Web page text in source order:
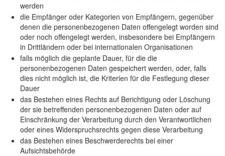
werden
die Empfänger oder Kategorien von Empfängern, gegenüber
denen die personenbezogenen Daten offengelegt worden sind
oder noch offengelegt werden, insbesondere bei Empfängern
in Drittländern oder bei internationalen Organisationen
falls möglich die geplante Dauer, für die die
personenbezogenen Daten gespeichert werden, oder, falls
dies nicht möglich ist, die Kriterien für die Festlegung dieser
Dauer
das Bestehen eines Rechts auf Berichtigung oder Löschung
der sie betreffenden personenbezogenen Daten oder auf
Einschränkung der Verarbeitung durch den Verantwortlichen
oder eines Widerspruchsrechts gegen diese Verarbeitung
das Bestehen eines Beschwerderechts bei einer
Aufsichtsbehörde